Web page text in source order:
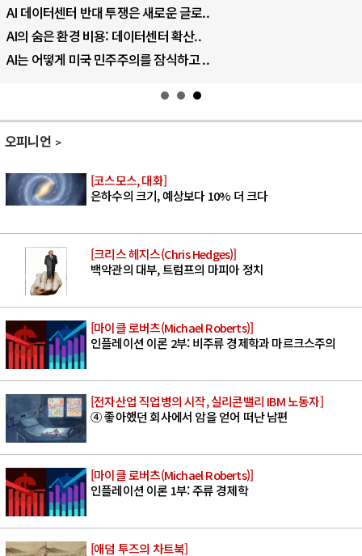
나토, 우크라 군사지원 2027년까지 공..
우크라이나, 덴마크, 에스토니아, 네덜란..
러·우크라, 대규모 공습 주고받아…민간 ..
오피니언
[코스모스, 대화]
은하수의 크기, 예상보다 10% 더 크다
[크리스 헤지스(Chris Hedges)]
백악관의 대부, 트럼프의 마피아 정치
[마이클 로버츠(Michael Roberts)]
인플레이션 이론 2부: 비주류 경제학과 마르크스주의
[전자산업 직업병의 시작, 실리콘밸리 IBM 노동자]
④ 좋아했던 회사에서 암을 얻어 떠난 남편
[마이클 로버츠(Michael Roberts)]
인플레이션 이론 1부: 주류 경제학
[애덤 투즈의 차트북]